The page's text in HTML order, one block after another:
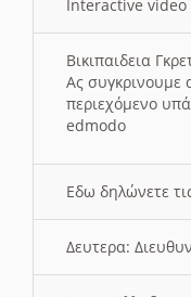
Interactive
Βικιπαιδεια
Ας συγκρινουμε
περιεχόμενο
edmodo
Εδω δηλώνετε
Δευτερα: